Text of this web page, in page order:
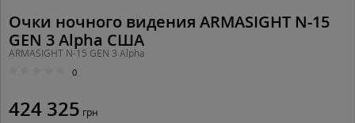
Очки ночного видения ARMASIGHT N-15
GEN 3 Alpha США
ARMASIGHT N-15 GEN 3 Alpha
0
424 325 грн